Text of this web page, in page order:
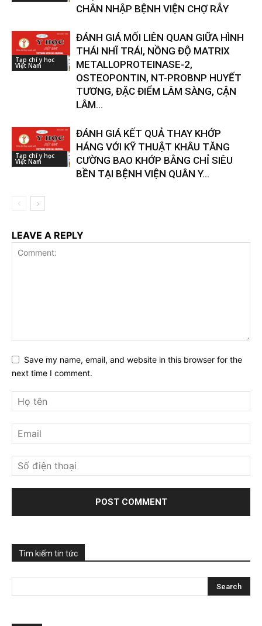
CHÂN NHẬP BỆNH VIỆN CHỢ RẪY
Tạp chí y học
Việt Nam
ĐÁNH GIÁ MỐI LIÊN QUAN GIỮA HÌNH
THÁI NHĨ TRÁI, NỒNG ĐỘ MATRIX
METALLOPROTEINASE-2,
OSTEOPONTIN, NT-PROBNP HUYẾT
TƯƠNG, ĐẶC ĐIỂM LÂM SÀNG, CẬN
LÂM...
Tạp chí y học
Việt Nam
ĐÁNH GIÁ KẾT QUẢ THAY KHỚP
HÁNG VỚI KỸ THUẬT KHÂU TĂNG
CƯỜNG BAO KHỚP BẰNG CHỈ SIÊU
BỀN TẠI BỆNH VIỆN QUÂN Y...
LEAVE A REPLY
Save my name, email, and website in this browser for the
next time I comment.
Tìm kiếm tin tức